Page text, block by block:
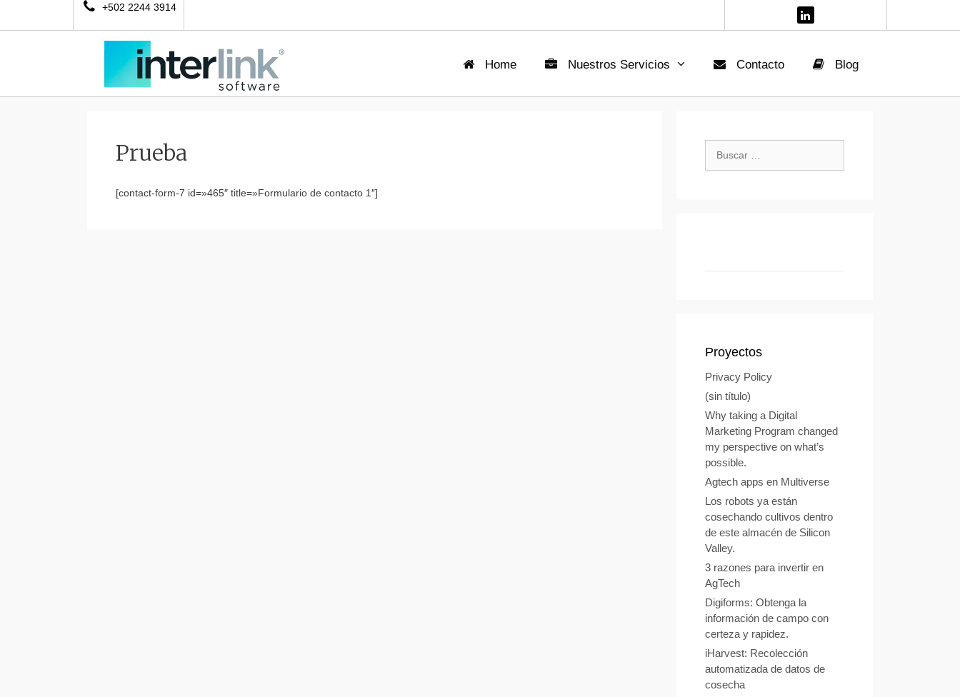
+502 2244 3914
Home Nuestros Servicios Contacto Blog
Prueba
[contact-form-7 id=»465″ title=»Formulario de contacto 1″]
Proyectos
Privacy Policy
(sin título)
Why taking a Digital
Marketing Program changed
my perspective on what’s
possible.
Agtech apps en Multiverse
Los robots ya están
cosechando cultivos dentro
de este almacén de Silicon
Valley.
3 razones para invertir en
AgTech
Digiforms: Obtenga la
información de campo con
certeza y rapidez.
iHarvest: Recolección
automatizada de datos de
cosecha